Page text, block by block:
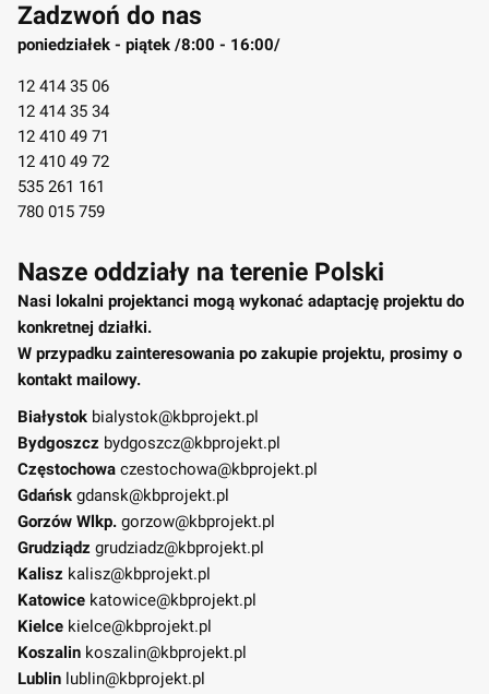
Zadzwoń do nas
poniedziałek - piątek /8:00 - 16:00/
12 414 35 06
12 414 35 34
12 410 49 71
12 410 49 72
535 261 161
780 015 759
Nasze oddziały na terenie Polski
Nasi lokalni projektanci mogą wykonać adaptację projektu do
konkretnej działki.
W przypadku zainteresowania po zakupie projektu, prosimy o
kontakt mailowy.
Białystok bialystok@kbprojekt.pl
Bydgoszcz bydgoszcz@kbprojekt.pl
Częstochowa czestochowa@kbprojekt.pl
Gdańsk gdansk@kbprojekt.pl
Gorzów Wlkp. gorzow@kbprojekt.pl
Grudziądz grudziadz@kbprojekt.pl
Kalisz kalisz@kbprojekt.pl
Katowice katowice@kbprojekt.pl
Kielce kielce@kbprojekt.pl
Koszalin koszalin@kbprojekt.pl
Lublin lublin@kbprojekt.pl